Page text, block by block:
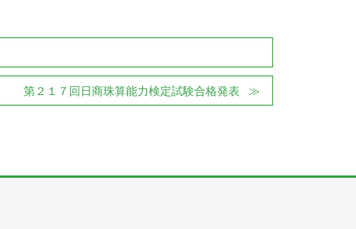
第２１７回日商珠算能力検定試験合格発表